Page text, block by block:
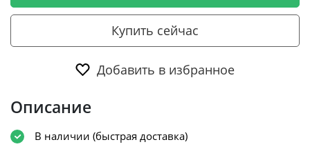
Купить сейчас
Добавить в избранное
Описание
В наличии (быстрая доставка)